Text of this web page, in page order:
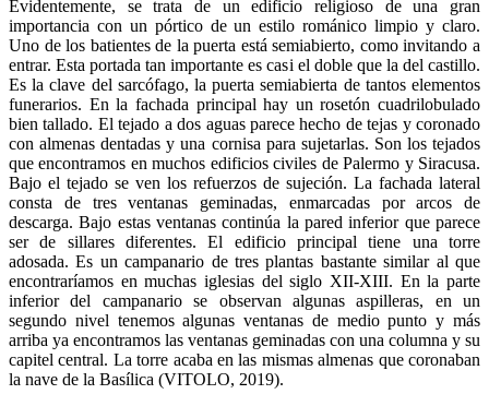
Evidentemente, se trata de un edificio religioso de una gran
importancia con un pórtico de un estilo románico limpio y claro.
Uno de los batientes de la puerta está semiabierto, como invitando a
entrar. Esta portada tan importante es casi el doble que la del castillo.
Es la clave del sarcófago, la puerta semiabierta de tantos elementos
funerarios. En la fachada principal hay un rosetón cuadrilobulado
bien tallado. El tejado a dos aguas parece hecho de tejas y coronado
con almenas dentadas y una cornisa para sujetarlas. Son los tejados
que encontramos en muchos edificios civiles de Palermo y Siracusa.
Bajo el tejado se ven los refuerzos de sujeción. La fachada lateral
consta de tres ventanas geminadas, enmarcadas por arcos de
descarga. Bajo estas ventanas continúa la pared inferior que parece
ser de sillares diferentes. El edificio principal tiene una torre
adosada. Es un campanario de tres plantas bastante similar al que
encontraríamos en muchas iglesias del siglo XII-XIII. En la parte
inferior del campanario se observan algunas aspilleras, en un
segundo nivel tenemos algunas ventanas de medio punto y más
arriba ya encontramos las ventanas geminadas con una columna y su
capitel central. La torre acaba en las mismas almenas que coronaban
la nave de la Basílica (VITOLO, 2019).